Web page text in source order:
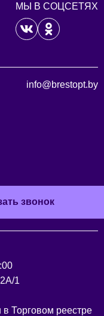
МЫ В СОЦСЕТЯХ
info@brestopt.by
звонок
1
в Торговом реестре